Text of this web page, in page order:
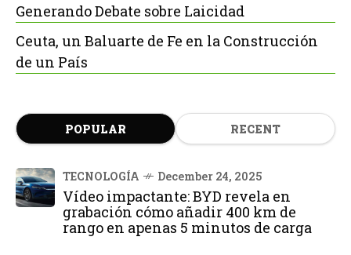
Generando Debate sobre Laicidad
Ceuta, un Baluarte de Fe en la Construcción
de un País
POPULAR RECENT
TECNOLOGÍA December 24, 2025
Vídeo impactante: BYD revela en
grabación cómo añadir 400 km de
rango en apenas 5 minutos de carga